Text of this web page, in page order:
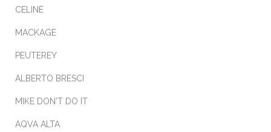
CELINE
MACKAGE
PEUTEREY
ALBERTO BRESCI
MIKE DON'T DO IT
AQVA ALTA